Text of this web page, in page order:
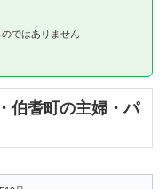
ではありません
伯耆町の主婦・パ